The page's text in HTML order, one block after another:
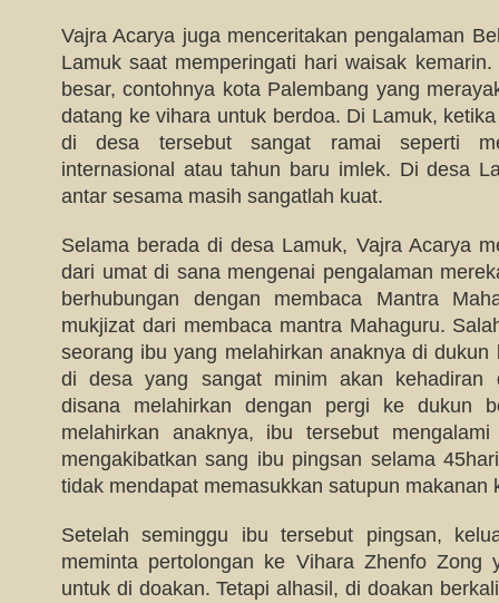
Vajra Acarya juga menceritakan pengalaman
Lamuk saat memperingati hari waisak
besar, contohnya kota Palembang yang
datang ke vihara untuk berdoa. Di Lamuk,
di desa tersebut sangat ramai seperti
internasional atau tahun baru imlek. Di desa
antar sesama masih sangatlah kuat.
Selama berada di desa Lamuk, Vajra Acarya
dari umat di sana mengenai pengalaman
berhubungan dengan membaca Mantra
mukjizat dari membaca mantra Mahaguru.
seorang ibu yang melahirkan anaknya di dukun
di desa yang sangat minim akan kehadiran
disana melahirkan dengan pergi ke dukun
melahirkan anaknya, ibu tersebut
mengakibatkan sang ibu pingsan selama
tidak mendapat memasukkan satupun makanan
Setelah seminggu ibu tersebut pingsan,
meminta pertolongan ke Vihara Zhenfo Zong
untuk di doakan. Tetapi alhasil, di doakan